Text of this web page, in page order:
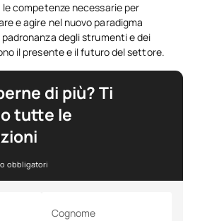
competenze necessarie per
e agire nel nuovo paradigma
degli strumenti e dei
il presente e il futuro del settore.
di più? Ti
tutte le
obbligatori
Cognome